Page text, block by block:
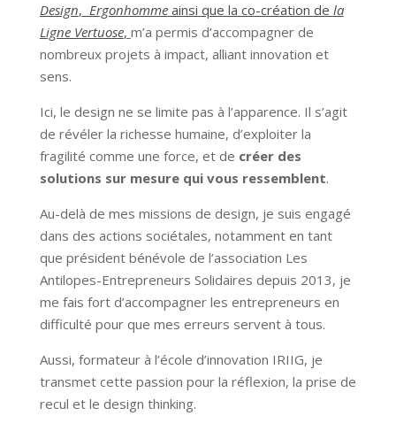
Design, Ergonhommeainsi que la co-création de la
Ligne Vertuose, m’a permis d’accompagner de
nombreux projets à impact, alliant innovation et
sens.
Ici, le design ne se limite pas à l’apparence. Il s’agit
de révéler la richesse humaine, d’exploiter la
fragilité comme une force, et de créer des
solutions sur mesure qui vous ressemblent.
Au-delà de mes missions de design, je suis engagé
dans des actions sociétales, notamment en tant
que président bénévole de l’association Les
Antilopes-Entrepreneurs Solidaires depuis 2013, je
me fais fort d’accompagner les entrepreneurs en
difficulté pour que mes erreurs servent à tous.
Aussi, formateur à l’école d’innovation IRIIG, je
transmet cette passion pour la réflexion, la prise de
recul et le design thinking.